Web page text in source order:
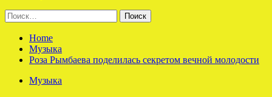
Найти:
Home
Музыка
Роза Рымбаева поделилась секретом вечной молодости
Музыка